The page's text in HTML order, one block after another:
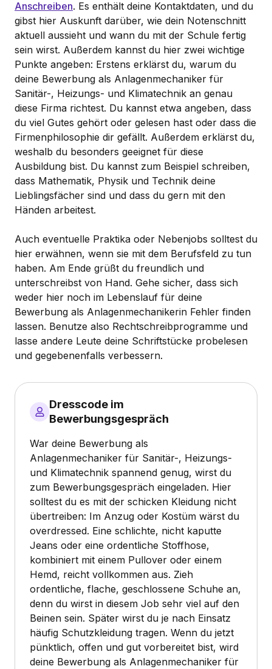
Anschreiben. Es enthält deine Kontaktdaten, und du
gibst hier Auskunft darüber, wie dein Notenschnitt
aktuell aussieht und wann du mit der Schule fertig
sein wirst. Außerdem kannst du hier zwei wichtige
Punkte angeben: Erstens erklärst du, warum du
deine Bewerbung als Anlagenmechaniker für
Sanitär-, Heizungs- und Klimatechnik an genau
diese Firma richtest. Du kannst etwa angeben, dass
du viel Gutes gehört oder gelesen hast oder dass die
Firmenphilosophie dir gefällt. Außerdem erklärst du,
weshalb du besonders geeignet für diese
Ausbildung bist. Du kannst zum Beispiel schreiben,
dass Mathematik, Physik und Technik deine
Lieblingsfächer sind und dass du gern mit den
Händen arbeitest.
Auch eventuelle Praktika oder Nebenjobs solltest du
hier erwähnen, wenn sie mit dem Berufsfeld zu tun
haben. Am Ende grüßt du freundlich und
unterschreibst von Hand. Gehe sicher, dass sich
weder hier noch im Lebenslauf für deine
Bewerbung als Anlagenmechanikerin Fehler finden
lassen. Benutze also Rechtschreibprogramme und
lasse andere Leute deine Schriftstücke probelesen
und gegebenenfalls verbessern.
Dresscode im
Bewerbungsgespräch
War deine Bewerbung als
Anlagenmechaniker für Sanitär-, Heizungs-
und Klimatechnik spannend genug, wirst du
zum Bewerbungsgespräch eingeladen. Hier
solltest du es mit der schicken Kleidung nicht
übertreiben: Im Anzug oder Kostüm wärst du
overdressed. Eine schlichte, nicht kaputte
Jeans oder eine ordentliche Stoffhose,
kombiniert mit einem Pullover oder einem
Hemd, reicht vollkommen aus. Zieh
ordentliche, flache, geschlossene Schuhe an,
denn du wirst in diesem Job sehr viel auf den
Beinen sein. Später wirst du je nach Einsatz
häufig Schutzkleidung tragen. Wenn du jetzt
pünktlich, offen und gut vorbereitet bist, wird
deine Bewerbung als Anlagenmechaniker für